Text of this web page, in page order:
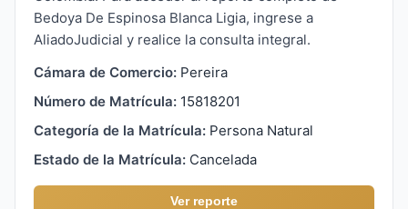
Bedoya De Espinosa Blanca Ligia, ingrese a
AliadoJudicial y realice la consulta integral.
Cámara de Comercio: Pereira
Número de Matrícula: 15818201
Categoría de la Matrícula: Persona Natural
Estado de la Matrícula: Cancelada
Ver reporte